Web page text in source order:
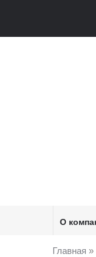
О
Главная »